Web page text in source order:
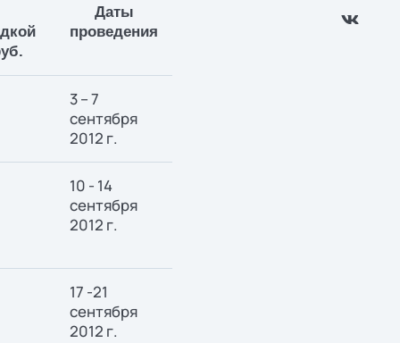
Даты
проведения
3 – 7
сентября
2012 г.
10 - 14
сентября
2012 г.
17 -21
сентября
2012 г.